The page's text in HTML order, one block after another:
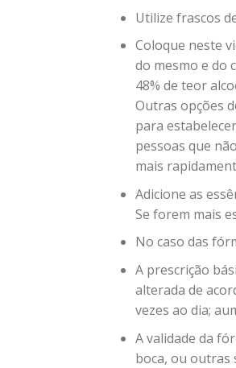
Utilize frascos
Coloque neste
do mesmo e do
48% de teor
Outras opções
para
pessoas que
mais
Adicione as
Se forem mais
No caso das
A prescrição
alterada de
vezes ao dia;
A validade da
boca, ou outras